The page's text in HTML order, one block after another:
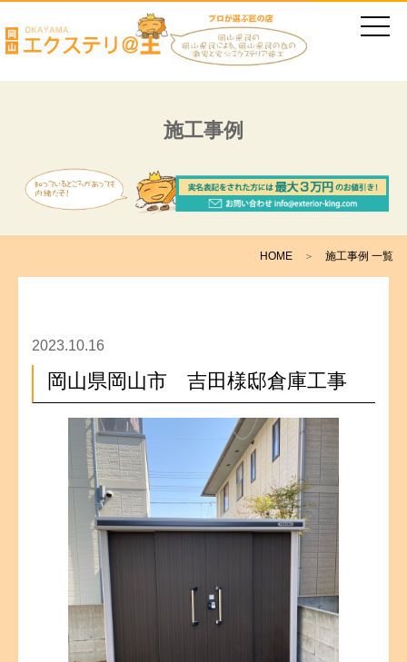
施工事例
HOME ＞ 施工事例 一覧
2023.10.16
岡山県岡山市 吉田様邸倉庫工事